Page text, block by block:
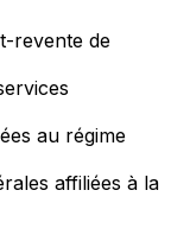
revente de
au régime
affiliées à la